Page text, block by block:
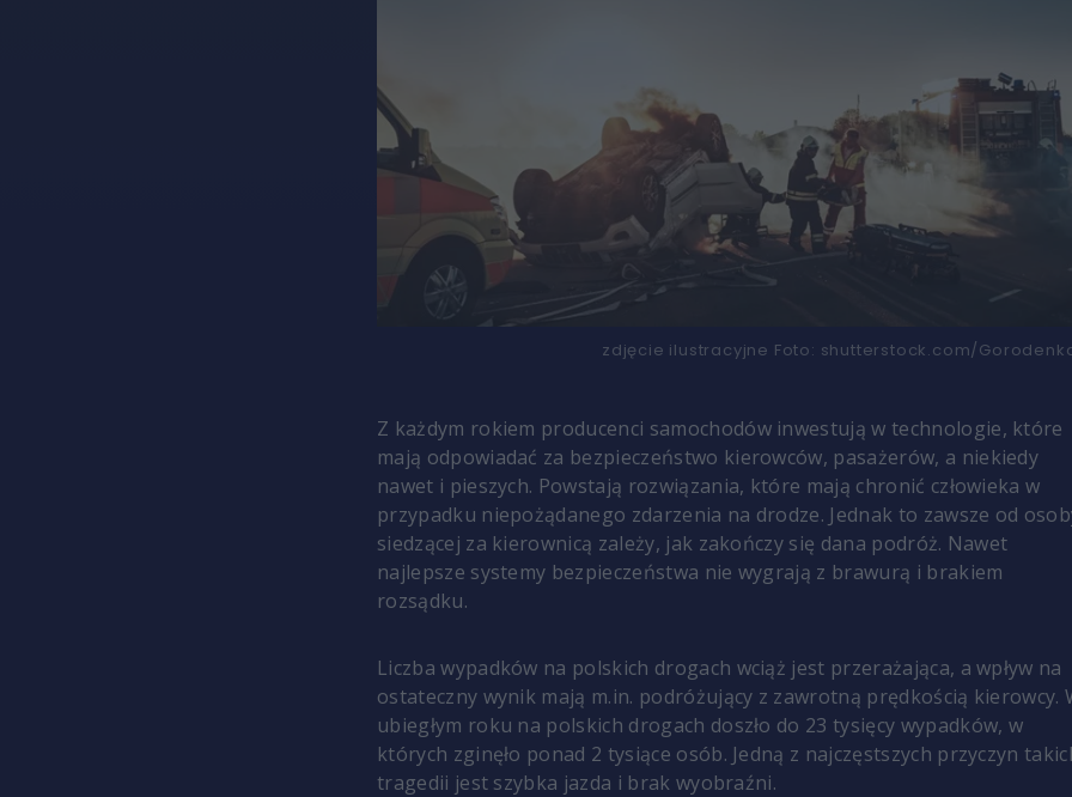
zdjęcie ilustracyjne Foto: shutterstock.com/
Z każdym rokiem producenci samochodów inwestują w technologie, które
mają odpowiadać za bezpieczeństwo kierowców, pasażerów, a niekiedy
nawet i pieszych. Powstają rozwiązania, które mają chronić człowieka w
przypadku niepożądanego zdarzenia na drodze. Jednak to zawsze od
siedzącej za kierownicą zależy, jak zakończy się dana podróż. Nawet
najlepsze systemy bezpieczeństwa nie wygrają z brawurą i brakiem
rozsądku.
Liczba wypadków na polskich drogach wciąż jest przerażająca, a wpływ na
ostateczny wynik mają m.in. podróżujący z zawrotną prędkością kierowcy.
ubiegłym roku na polskich drogach doszło do 23 tysięcy wypadków, w
których zginęło ponad 2 tysiące osób. Jedną z najczęstszych przyczyn
tragedii jest szybka jazda i brak wyobraźni.